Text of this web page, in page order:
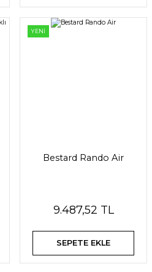
YENİ
Bestard Rando Air
9.487,52 TL
SEPETE EKLE